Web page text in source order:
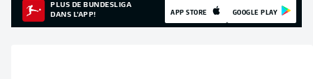
PLUS DE BUNDESLIGA
DANS L'APP!
APP STORE GOOGLE PLAY